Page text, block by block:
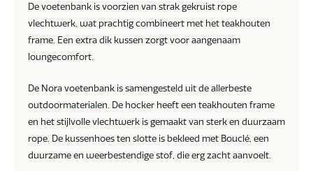
De voetenbank is voorzien van strak gekruist rope
vlechtwerk, wat prachtig combineert met het teakhouten
frame. Een extra dik kussen zorgt voor aangenaam
loungecomfort.
De Nora voetenbank is samengesteld uit de allerbeste
outdoormaterialen. De hocker heeft een teakhouten frame
en het stijlvolle vlechtwerk is gemaakt van sterk en duurzaam
rope. De kussenhoes ten slotte is bekleed met Bouclé, een
duurzame en weerbestendige stof, die erg zacht aanvoelt.